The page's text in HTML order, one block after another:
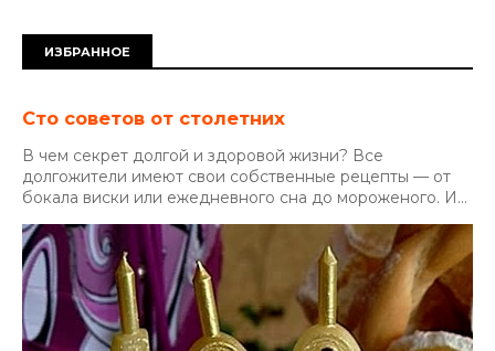
ИЗБРАННОЕ
Сто советов от столетних
В чем секрет долгой и здоровой жизни? Все
долгожители имеют свои собственные рецепты — от
бокала виски или ежедневного сна до мороженого. И...